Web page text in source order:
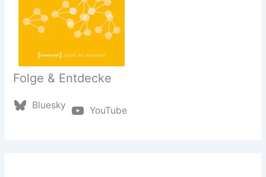
Folge & Entdecke
Bluesky YouTube